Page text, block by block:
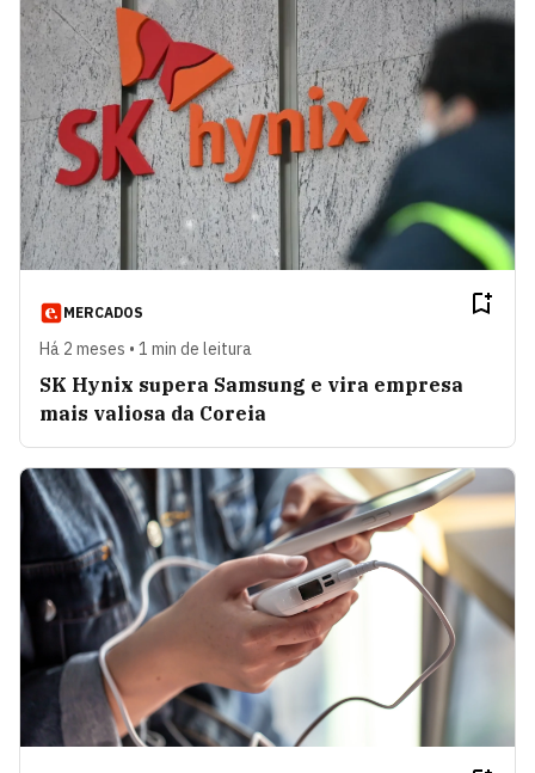
MERCADOS
Há 2 meses • 1 min de leitura
SK Hynix supera Samsung e vira empresa
mais valiosa da Coreia